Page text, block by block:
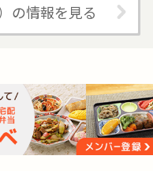
の情報を見る